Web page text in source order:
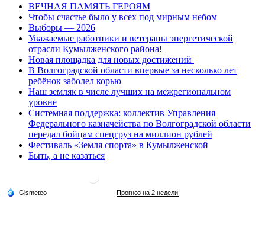
ВЕЧНАЯ ПАМЯТЬ ГЕРОЯМ
Чтобы счастье было у всех под мирным небом
Выборы — 2026
Уважаемые работники и ветераны энергетической
отрасли Кумылженского района!
Новая площадка для новых достижений
В Волгоградской области впервые за несколько лет
ребёнок заболел корью
Наш земляк в числе лучших на межрегиональном
уровне
Системная поддержка: коллектив Управления
Федерального казначейства по Волгоградской области
передал бойцам спецгруз на миллион рублей
Фестиваль «Земля спорта» в Кумылженской
Быть, а не казаться